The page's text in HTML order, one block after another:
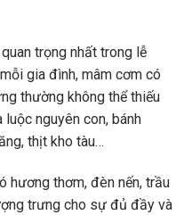
trọng nhất trong lễ
gia đình, mâm cơm có
thường không thể thiếu
nguyên con, bánh
thịt kho tàu…
hương thơm, đèn nến, trầu
trưng cho sự đủ đầy và